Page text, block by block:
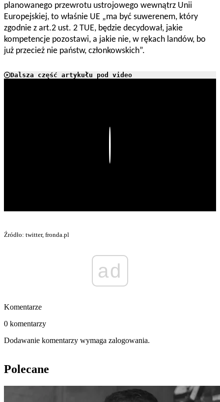
planowanego przewrotu ustrojowego wewnątrz Unii
Europejskiej, to właśnie UE „ma być suwerenem, który
zgodnie z art.2 ust. 2 TUE, będzie decydował, jakie
kompetencje pozostawi, a jakie nie, w rękach landów, bo
już przecież nie państw, członkowskich”.
Dalsza część artykułu pod video
Źródło: twitter, fronda.pl
ad
Komentarze
0 komentarzy
Dodawanie komentarzy wymaga zalogowania.
Polecane